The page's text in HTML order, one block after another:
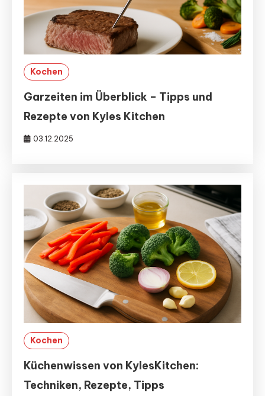
Kochen
Garzeiten im Überblick – Tipps und
Rezepte von Kyles Kitchen
03.12.2025
Kochen
Küchenwissen von KylesKitchen:
Techniken, Rezepte, Tipps